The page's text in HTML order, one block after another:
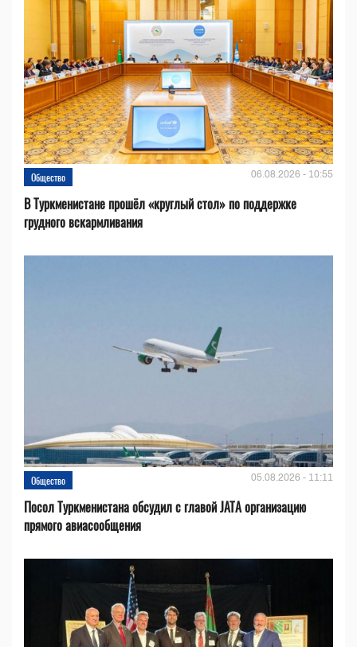
Общество 06.08.2026 - 10:55
В Туркменистане прошёл «круглый стол» по поддержке
грудного вскармливания
Общество 05.08.2026 - 11:11
Посол Туркменистана обсудил с главой JATA организацию
прямого авиасообщения